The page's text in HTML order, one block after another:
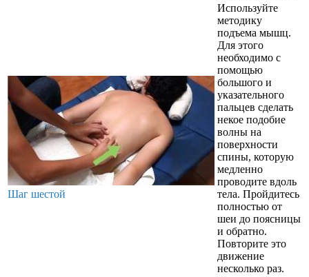
Шаг шестой
Используйте
методику
подъема мышц.
Для этого
необходимо с
помощью
большого и
указательного
пальцев сделать
некое подобие
волны на
поверхности
спины, которую
медленно
проводите вдоль
тела. Пройдитесь
полностью от
шеи до поясницы
и обратно.
Повторите это
движение
несколько раз.